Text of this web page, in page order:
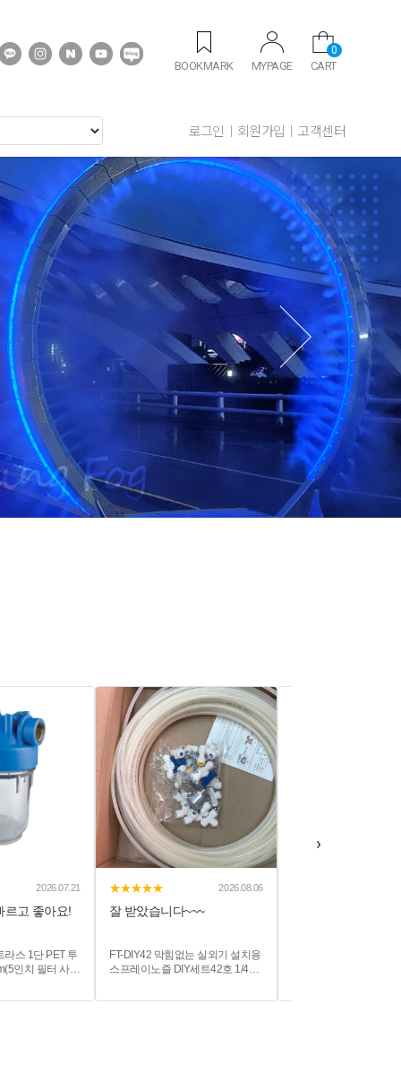
BOOKMARK MYPAGE CART
0
로그인 회원가입 고객센터
2026.07.21
르고 좋아요!
스 1단 PET 투
인치 필터 사용
★★★★★ 2026.08.06
잘 받았습니다~~~
FT-DIY42 막힘없는 실외기 설치용
스프레이노즐 DIY세트42호 1/4구
›